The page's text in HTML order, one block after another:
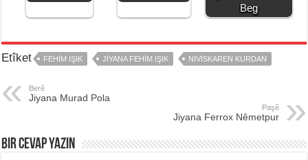
Beg
Etîket FEHIM IŞIK JIYANA FEHIM IŞIK NIVISKAREN KURDAN
Berê
Jiyana Murad Pola
Paşê
Jiyana Ferrox Nêmetpur
Bir Cevap Yazın